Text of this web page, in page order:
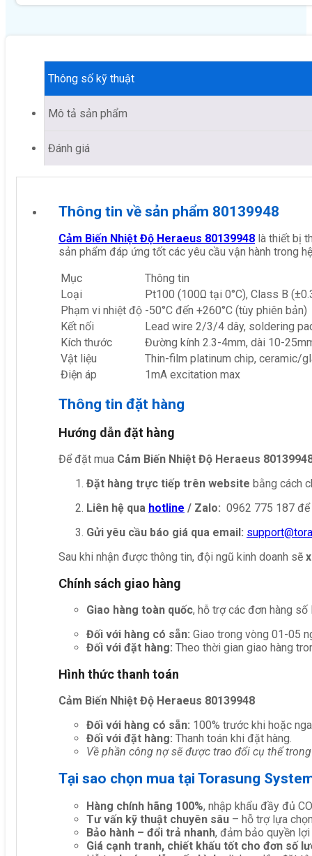
Thông số kỹ thuật
Mô tả sản phẩm
Đánh giá
Thông tin về sản phẩm 80139948
Cảm Biến Nhiệt Độ Heraeus 80139948 là thiết bị
sản phẩm đáp ứng tốt các yêu cầu vận hành trong
Mục
Thông tin
Loại
Pt100 (100Ω tại 0°C), Class B
Phạm vi nhiệt độ -50°C đến +260°C (tùy phiên bản)
Kết nối
Lead wire 2/3/4 dây, soldering
Kích thước
Đường kính 2.3-4mm, dài 10-
Vật liệu
Thin-film platinum chip, ceramic/
Điện áp
1mA excitation max
Thông tin đặt hàng
Hướng dẫn đặt hàng
Để đặt mua Cảm Biến Nhiệt Độ Heraeus
Đặt hàng trực tiếp trên website bằng cách
Liên hệ qua hotline / Zalo: 0962 775 187
Gửi yêu cầu báo giá qua email:
Sau khi nhận được thông tin, đội ngũ kinh doanh sẽ
Chính sách giao hàng
Giao hàng toàn quốc, hỗ trợ các đơn hàng số
Đối với hàng có sẵn: Giao trong vòng 01-05
Đối với đặt hàng: Theo thời gian giao hàng
Hình thức thanh toán
Cảm Biến Nhiệt Độ Heraeus 80139948
Đối với hàng có sẵn: 100% trước khi hoặc
Đối với đặt hàng: Thanh toán khi đặt hàng.
Về phần công nợ sẽ được trao đổi cụ thể
Tại sao chọn mua tại Torasung
Hàng chính hãng 100%, nhập khẩu đầy đủ
Tư vấn kỹ thuật chuyên sâu – hỗ trợ lựa
Bảo hành – đổi trả nhanh, đảm bảo quyền lợi
Giá cạnh tranh, chiết khấu tốt cho đơn số